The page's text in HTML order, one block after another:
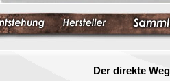
Der direkte